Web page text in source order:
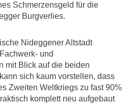
Schmerzensgeld für die
Burgverlies.
Nideggener Altstadt
und
mit Blick auf die beiden
sich kaum vorstellen, dass
Zweiten Weltkriegs zu fast 90%
komplett neu aufgebaut